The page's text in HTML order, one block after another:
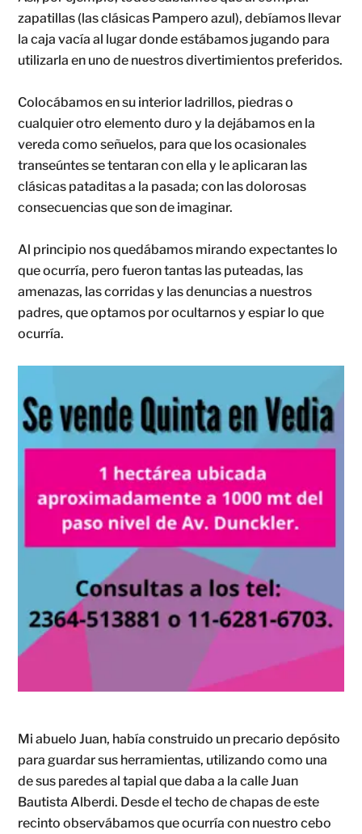
zapatillas (las clásicas Pampero azul), debíamos llevar
la caja vacía al lugar donde estábamos jugando para
utilizarla en uno de nuestros divertimientos preferidos.
Colocábamos en su interior ladrillos, piedras o
cualquier otro elemento duro y la dejábamos en la
vereda como señuelos, para que los ocasionales
transeúntes se tentaran con ella y le aplicaran las
clásicas pataditas a la pasada; con las dolorosas
consecuencias que son de imaginar.
Al principio nos quedábamos mirando expectantes lo
que ocurría, pero fueron tantas las puteadas, las
amenazas, las corridas y las denuncias a nuestros
padres, que optamos por ocultarnos y espiar lo que
ocurría.
Mi abuelo Juan, había construido un precario depósito
para guardar sus herramientas, utilizando como una
de sus paredes al tapial que daba a la calle Juan
Bautista Alberdi. Desde el techo de chapas de este
recinto observábamos que ocurría con nuestro cebo